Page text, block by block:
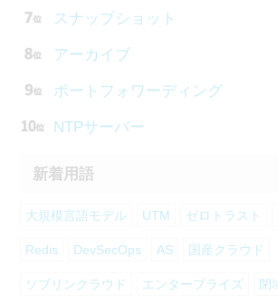
スナップショット
アーカイブ
ポートフォワーディング
NTPサーバー
新着用語
大規模言語モデル UTM ゼロトラスト
Redis DevSecOps AS 国産クラウド
ソブリンクラウド エンタープライズ 閉